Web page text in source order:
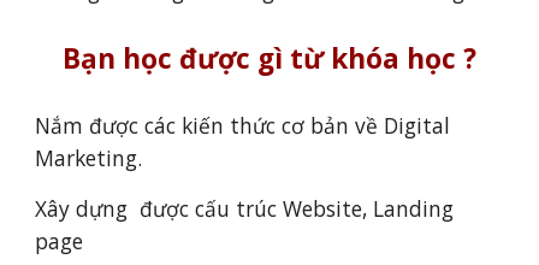
Bạn học được gì từ khóa học ?
Nắm được các kiến thức cơ bản về Digital
Marketing.
Xây dựng được cấu trúc Website, Landing
page